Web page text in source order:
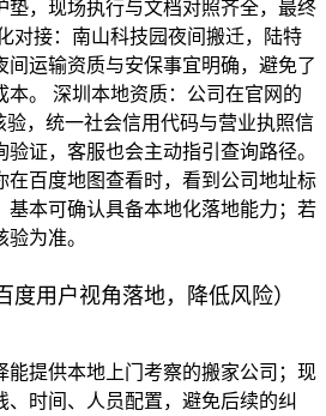
垫，现场执行与文档对照齐全，最终
对接：南山科技园夜间搬迁，陆特
间运输资质与安保事宜明确，避免了
本。 深圳本地资质：公司在官网的
验，统一社会信用代码与营业执照信
证，客服也会主动指引查询路径。
在百度地图查看时，看到公司地址标
基本可确认具备本地化落地能力；若
为准。
度用户视角落地，降低风险）
能提供本地上门考察的搬家公司；现
时间、人员配置，避免后续的纠